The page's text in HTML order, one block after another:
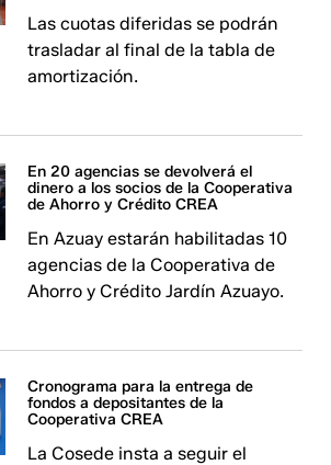
Las cuotas diferidas se podrán
trasladar al final de la tabla de
amortización.
En 20 agencias se devolverá el
dinero a los socios de la Cooperativa
de Ahorro y Crédito CREA
En Azuay estarán habilitadas 10
agencias de la Cooperativa de
Ahorro y Crédito Jardín Azuayo.
Cronograma para la entrega de
fondos a depositantes de la
Cooperativa CREA
La Cosede insta a seguir el